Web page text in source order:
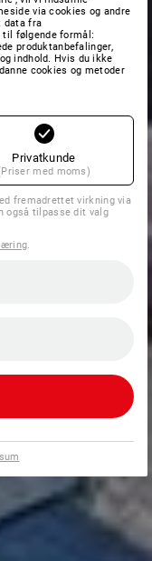
via cookies og andre
data fra
følgende formål:
produktanbefalinger,
indhold. Hvis du ikke
cookies og metoder
Privatkunde
med moms)
fremadrettet virkning via
også tilpasse dit valg